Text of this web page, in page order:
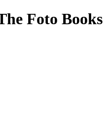
Foto Books